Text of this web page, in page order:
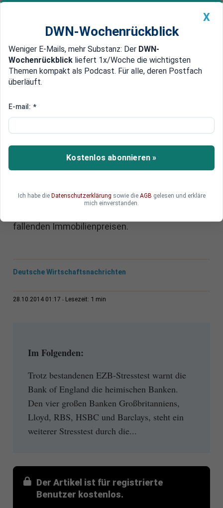
Newsticker MEIN DWN: Geldanlage Premium
Edelmetalle DWN-Magazin China
„Keine Rückschlüsse für Großbritannien“
Bank of England will strengeren
Stress-Test als die EZB
durchführen
Die britische Notenbank hält den EZB-Stresstest
strengeren Test durchführen. Die Großbanken
werden diesen wahrscheinlich nicht bestehen,
fallenden Immobilienpreisen.
Deutsche Wirtschaftsnachrichten
28.10.2014 01:17 Lesezeit: 1 min
Im Folgenden:
Trotz bestandenen EZB-Stresstest warnt die
Bank of England die heimischen Banken.
Den vier großen Banken Großbritanniens,
Lloyd, RBS, HSBC und Barclays, steht ein
weiterer Stresstest durch die...
Der Artikel ist für registrierte
Benutzer kostenlos.
X
DWN-Wochenrückblick
Weniger E-Mails, mehr Substanz: Der DWN-
Wochenrückblick liefert 1x/Woche die wichtigsten
Themen kompakt als Podcast. Für alle, deren Postfach
überläuft.
E-mail: *
Kostenlos abonnieren »
Ich habe die Datenschutzerklärung sowie die AGB gelesen und erkläre
mich einverstanden.